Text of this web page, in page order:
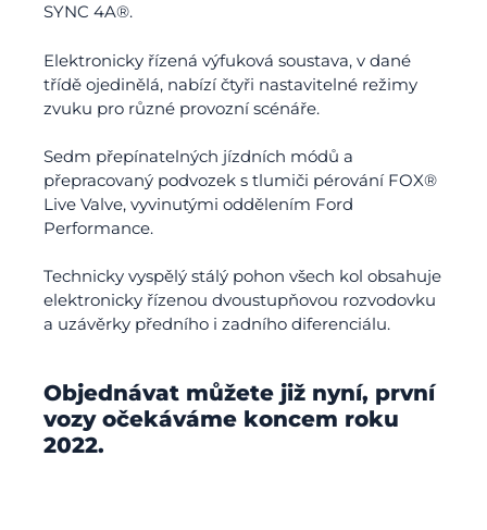
SYNC 4A®.
Elektronicky řízená výfuková soustava, v dané
třídě ojedinělá, nabízí čtyři nastavitelné režimy
zvuku pro různé provozní scénáře.
Sedm přepínatelných jízdních módů a
přepracovaný podvozek s tlumiči pérování FOX®
Live Valve, vyvinutými oddělením Ford
Performance.
Technicky vyspělý stálý pohon všech kol obsahuje
elektronicky řízenou dvoustupňovou rozvodovku
a uzávěrky předního i zadního diferenciálu.
Objednávat můžete již nyní, první
vozy očekáváme koncem roku
2022.